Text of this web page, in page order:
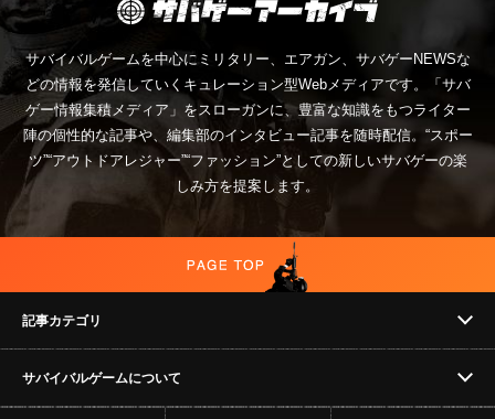
サバイバルゲームを中心にミリタリー、エアガン、サバゲーNEWSな
どの情報を発信していくキュレーション型Webメディアです。「サバ
ゲー情報集積メディア」をスローガンに、豊富な知識をもつライター
陣の個性的な記事や、編集部のインタビュー記事を随時配信。“スポー
ツ”“アウトドアレジャー”“ファッション”としての新しいサバゲーの楽
しみ方を提案します。
記事カテゴリ
NEWS
サバイバルゲームについて